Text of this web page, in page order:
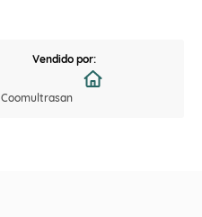
Vendido por:
Coomultrasan